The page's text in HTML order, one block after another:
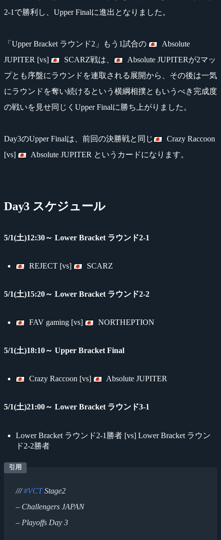
2-1で勝利し、Upper Finalに進出となりました。
「Upper Bracket ラウンド2」もう1試合の
Absolute
JUPITER [vs]
SCARZ戦は、
Absolute JUPITERが2マッ
プとも序盤にラウンドを連取される展開から、その後は一気
にラウンドを奪い続けるという横綱相撲ともいうべき完成度
の戦いを見せ同じくUpper Finalに勝ち上がりました。
Day3のUpper Finalは、前回の決勝戦と同じ
Crazy Raccoon
[vs]
Absolute JUPITER というカードになります。
Day3 スケジュール
5/1(土)12:30～ Lower Bracket ラウンド2-1
REJECT [vs] SCARZ
5/1(土)15:20～ Lower Bracket ラウンド2-2
FAV gaming [vs] NORTHEPTION
5/1(土)18:10～ Upper Bracket Final
Crazy Raccoon [vs] Absolute JUPITER
5/1(土)21:00～ Lower Bracket ラウンド3-1
Lower Bracket ラウンド2-1勝者 [vs] Lower Bracket ラウン
ド2-2勝者
///#VCTStage2
– Challengers JAPAN
– Playoffs Day 3